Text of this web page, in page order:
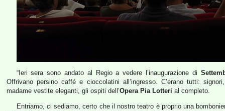
“Ieri sera sono andato al Regio a vedere l’inaugurazione di
Offrivano persino caffé e cioccolatini all’ingresso. C’erano tutti:
madame vestite eleganti, gli ospiti dell’Opera Pia Lotteri al completo.
Entriamo, ci sediamo, certo che il nostro teatro è proprio una